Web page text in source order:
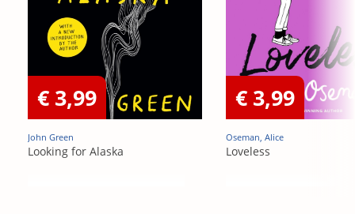
€ 3,99
John Green
Looking for Alaska
€ 3,99
Oseman, Alice
Loveless